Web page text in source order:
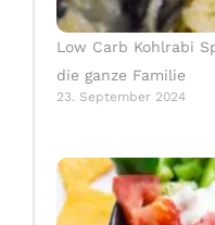
Low Carb Kohlrabi
die ganze Familie
23. September 2024